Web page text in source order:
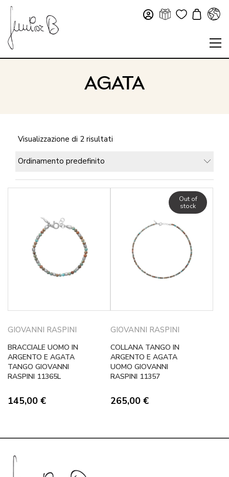
AGATA
Visualizzazione di 2 risultati
Ordinamento predefinito
GIOVANNI RASPINI
BRACCIALE UOMO IN
ARGENTO E AGATA
TANGO GIOVANNI
RASPINI 11365L
145,00 €
GIOVANNI RASPINI
Out of
stock
COLLANA TANGO IN
ARGENTO E AGATA
UOMO GIOVANNI
RASPINI 11357
265,00 €